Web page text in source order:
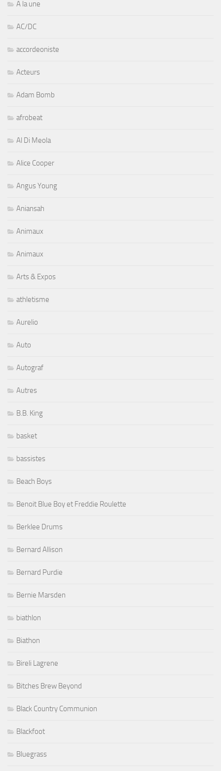
A la une
AC/DC
accordeoniste
Acteurs
Adam Bomb
afrobeat
Al Di Meola
Alice Cooper
Angus Young
Aniansah
Animaux
Animaux
Arts & Expos
athletisme
Aurelio
Auto
Autograf
Autres
B.B. King
basket
bassistes
Beach Boys
Benoit Blue Boy et Freddie Roulette
Berklee Drums
Bernard Allison
Bernard Purdie
Bernie Marsden
biathlon
Biathon
Bireli Lagrene
Bitches Brew Beyond
Black Country Communion
Blackfoot
Bluegrass